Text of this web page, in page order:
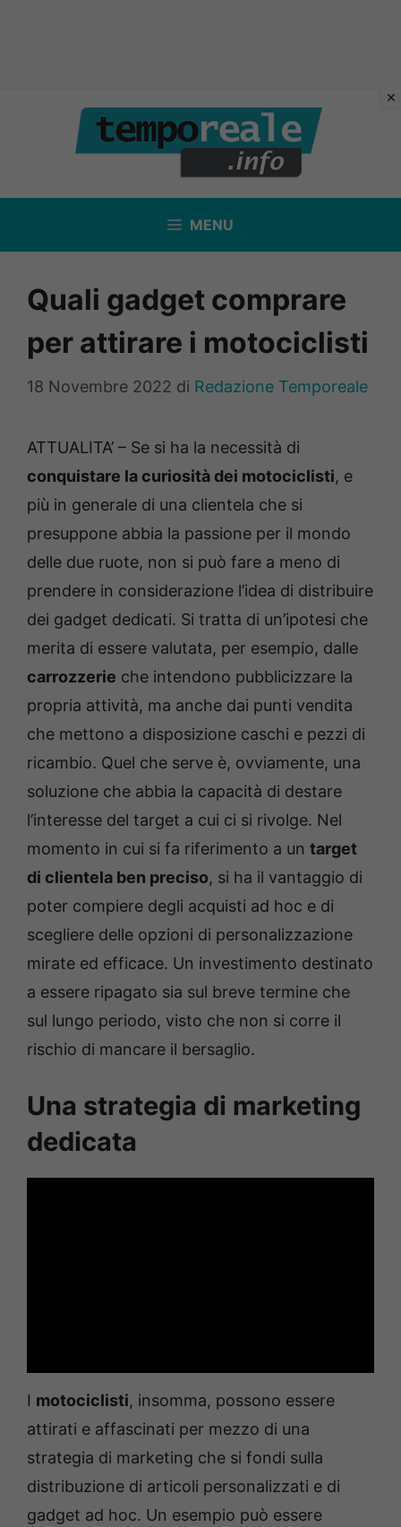
contenuto
MENU
Quali gadget comprare
per attirare i motociclisti
18 Novembre 2022 di Redazione Temporeale
ATTUALITA’ – Se si ha la necessità di
conquistare la curiosità dei motociclisti, e
più in generale di una clientela che si
presuppone abbia la passione per il mondo
delle due ruote, non si può fare a meno di
prendere in considerazione l’idea di distribuire
dei gadget dedicati. Si tratta di un’ipotesi che
merita di essere valutata, per esempio, dalle
carrozzerie che intendono pubblicizzare la
propria attività, ma anche dai punti vendita
che mettono a disposizione caschi e pezzi di
ricambio. Quel che serve è, ovviamente, una
soluzione che abbia la capacità di destare
l’interesse del target a cui ci si rivolge. Nel
momento in cui si fa riferimento a un target
di clientela ben preciso, si ha il vantaggio di
poter compiere degli acquisti ad hoc e di
scegliere delle opzioni di personalizzazione
mirate ed efficace. Un investimento destinato
a essere ripagato sia sul breve termine che
sul lungo periodo, visto che non si corre il
rischio di mancare il bersaglio.
Una strategia di marketing
dedicata
I motociclisti, insomma, possono essere
attirati e affascinati per mezzo di una
strategia di marketing che si fondi sulla
distribuzione di articoli personalizzati e di
gadget ad hoc. Un esempio può essere